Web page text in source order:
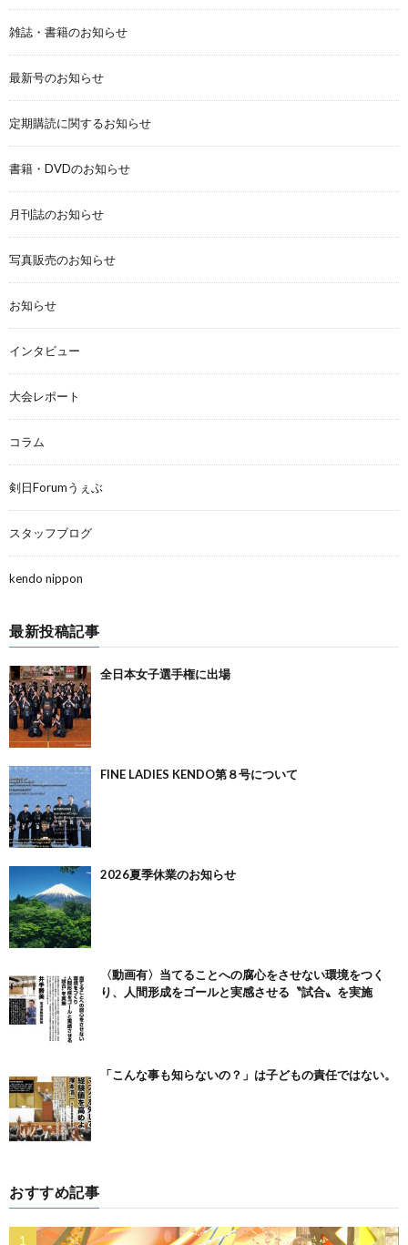
雑誌・書籍のお知らせ
最新号のお知らせ
定期購読に関するお知らせ
書籍・DVDのお知らせ
月刊誌のお知らせ
写真販売のお知らせ
お知らせ
インタビュー
大会レポート
コラム
剣日Forumうぇぶ
スタッフブログ
kendo nippon
最新投稿記事
全日本女子選手権に出場
FINE LADIES KENDO第８号について
2026夏季休業のお知らせ
〈動画有〉当てることへの腐心をさせない環境をつく
り、人間形成をゴールと実感させる〝試合〟を実施
「こんな事も知らないの？」は子どもの責任ではない。
おすすめ記事